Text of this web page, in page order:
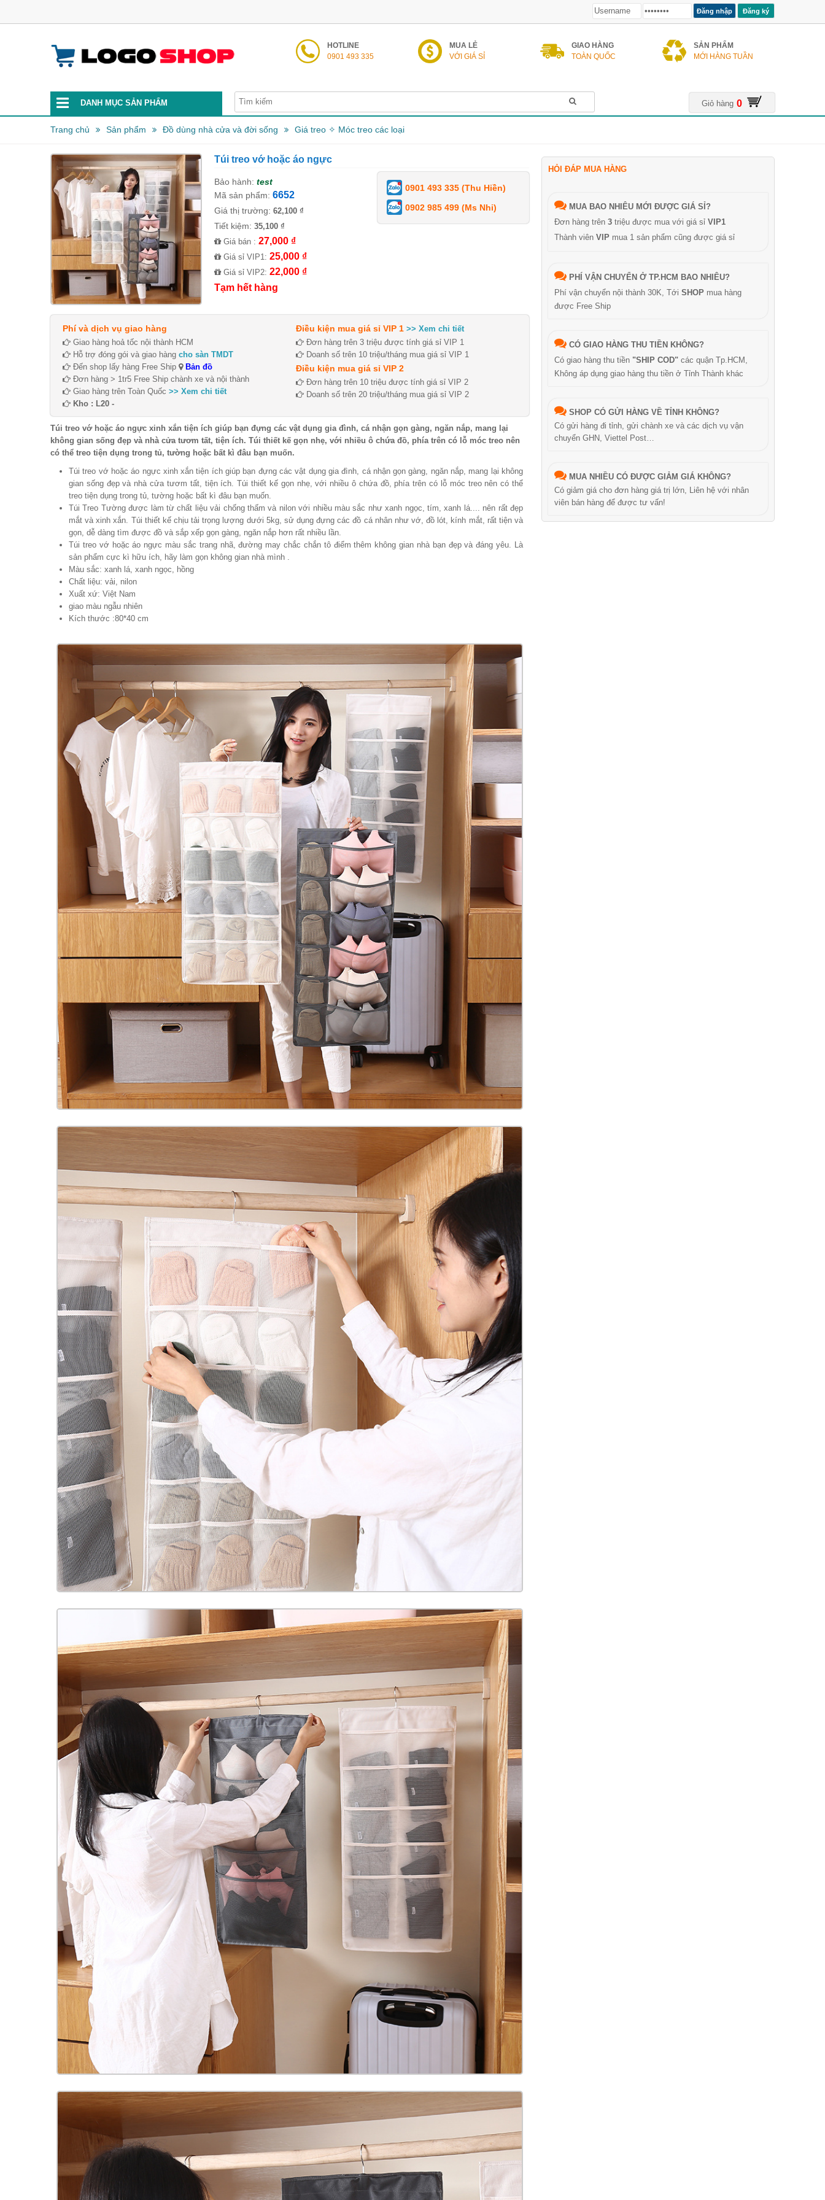
Đăng ký
HOTLINE
0901 493 335
MUA LẺ
VỚI GIÁ SỈ
GIAO HÀNG
TOÀN QUỐC
SẢN PHẨM
MỚI HÀNG TUẦN
Giỏ hàng 0
DANH MỤC SẢN PHẨM
Trang chủ Sản phẩm Đồ dùng nhà cửa và đời sống Giá treo ✧ Móc treo các loại
Túi treo vớ hoặc áo ngực
Bảo hành: test
Mã sản phẩm: 6652
Giá thị trường: 62,100 ₫
Tiết kiệm: 35,100 ₫
Giá bán : 27,000 ₫
Giá sỉ VIP1: 25,000 ₫
Giá sỉ VIP2: 22,000 ₫
Tạm hết hàng
0901 493 335 (Thu Hiền)
0902 985 499 (Ms Nhi)
Phí và dịch vụ giao hàng
Giao hàng hoả tốc nội thành HCM
Hỗ trợ đóng gói và giao hàng cho sàn TMDT
Đến shop lấy hàng Free Ship
Bản đồ
Đơn hàng > 1tr5 Free Ship chành xe và nội thành
Giao hàng trên Toàn Quốc >> Xem chi tiết
Kho : L20 -
Điều kiện mua giá sỉ VIP 1 >> Xem chi tiết
Đơn hàng trên 3 triệu được tính giá sỉ VIP 1
Doanh số trên 10 triệu/tháng mua giá sỉ VIP 1
Điều kiện mua giá sỉ VIP 2
Đơn hàng trên 10 triệu được tính giá sỉ VIP 2
Doanh số trên 20 triệu/tháng mua giá sỉ VIP 2
Túi treo vớ hoặc áo ngực xinh xắn tiện ích giúp bạn đựng các vật dụng gia đình, cá nhận gọn gàng, ngăn nắp, mang lại
không gian sống đẹp và nhà cửa tươm tất, tiện ích. Túi thiết kế gọn nhẹ, với nhiều ô chứa đồ, phía trên có lỗ móc treo nên
có thể treo tiện dụng trong tủ, tường hoặc bất kì đâu bạn muốn.
Túi treo vớ hoặc áo ngực xinh xắn tiện ích giúp bạn đựng các vật dụng gia đình, cá nhận gọn gàng, ngăn nắp, mang lại không
gian sống đẹp và nhà cửa tươm tất, tiện ích. Túi thiết kế gọn nhẹ, với nhiều ô chứa đồ, phía trên có lỗ móc treo nên có thể
treo tiện dụng trong tủ, tường hoặc bất kì đâu bạn muốn.
Túi Treo Tường được làm từ chất liệu vải chống thấm và nilon với nhiều màu sắc như xanh ngọc, tím, xanh lá.... nên rất đẹp
mắt và xinh xắn. Túi thiết kế chịu tải trọng lượng dưới 5kg, sử dụng đựng các đồ cá nhân như vớ, đồ lót, kính mắt, rất tiện và
gọn, dễ dàng tìm được đồ và sắp xếp gọn gàng, ngăn nắp hơn rất nhiều lần.
Túi treo vớ hoặc áo ngực màu sắc trang nhã, đường may chắc chắn tô điểm thêm không gian nhà bạn đẹp và đáng yêu. Là
sản phẩm cực kì hữu ích, hãy làm gọn không gian nhà mình .
Màu sắc: xanh lá, xanh ngọc, hồng
Chất liệu: vải, nilon
Xuất xứ: Việt Nam
giao màu ngẫu nhiên
Kích thước :80*40 cm
HỎI ĐÁP MUA HÀNG
MUA BAO NHIÊU MỚI ĐƯỢC GIÁ SỈ?
Đơn hàng trên 3 triệu được mua với giá sỉ VIP1
Thành viên VIP mua 1 sản phẩm cũng được giá sỉ
PHÍ VẬN CHUYỂN Ở TP.HCM BAO NHIÊU?
Phí vận chuyển nội thành 30K, Tới SHOP mua hàng
được Free Ship
CÓ GIAO HÀNG THU TIỀN KHÔNG?
Có giao hàng thu tiền "SHIP COD" các quận Tp.HCM,
Không áp dụng giao hàng thu tiền ở Tỉnh Thành khác
SHOP CÓ GỬI HÀNG VỀ TỈNH KHÔNG?
Có gửi hàng đi tỉnh, gửi chành xe và các dịch vụ vận
chuyển GHN, Viettel Post…
MUA NHIỀU CÓ ĐƯỢC GIẢM GIÁ KHÔNG?
Có giảm giá cho đơn hàng giá trị lớn, Liên hệ với nhân
viên bán hàng để được tư vấn!